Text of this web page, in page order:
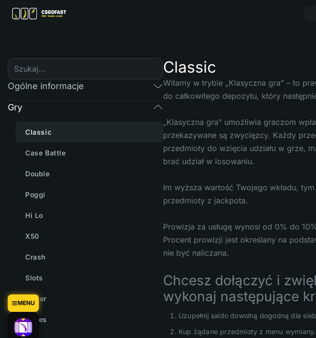
MENU
Ogólne informacje
Gry
Classic
Case Battle
Double
Poggi
Hi Lo
X50
Crash
Slots
Tower
Cases
Classic
Witamy w trybie „Klasyczna gra” – to
do całkowitego depozytu, który
„Klasyczna gra” umożliwia graczom
przekazywane są zwycięzcy. Każdy
przedmioty do wzięcia udziału w grze,
brać udział w losowaniu.
Im wyższa wartość Twojego wkładu,
przedmioty z jackpota.
Prowizja za usługę wynosi od 0% do
Procent prowizji jest określany na
nie być naliczana.
Chcesz dołączyć i
wykonaj następujące
Uzupełnij saldo dowolną dogodną dla
Kup żądane przedmioty z menu wymiany.